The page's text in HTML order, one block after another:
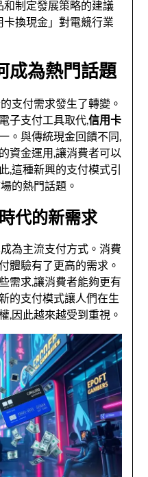
制定發展策略的建議
換現金」對電競行業
成為熱門話題
支付需求發生了轉變。
子支付工具取代,信用卡
。與傳統現金回饋不同,
資金運用,讓消費者可以
,這種新興的支付模式引
的熱門話題。
代的新需求
為主流支付方式。消費
體驗有了更高的需求。
需求,讓消費者能夠更有
的支付模式讓人們在生
,因此越來越受到重視。